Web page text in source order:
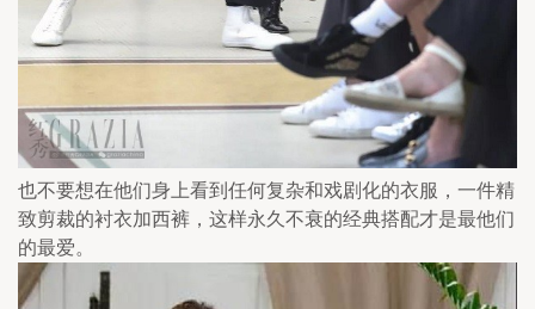
也不要想在他们身上看到任何复杂和戏剧化的衣服，一件精
致剪裁的衬衣加西裤，这样永久不衰的经典搭配才是最他们
的最爱。